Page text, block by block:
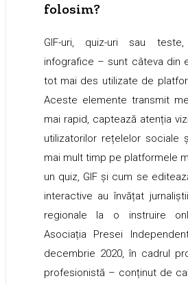
folosim?
GIF-uri, quiz-uri sau
infografice – sunt câteva din
tot mai des utilizate de
Aceste elemente transmit
mai rapid, captează atenția
utilizatorilor rețelelor sociale
mai mult timp pe platformele
un quiz, GIF și cum se
interactive au învățat
regionale la o instruire
Asociația Presei
decembrie 2020, în cadrul
profesionistă – conținut de